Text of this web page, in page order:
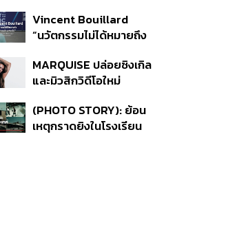
โคเปนเฮเกน ทางสัญจร
ของเมืองที่น่าอยู่
Vincent Bouillard
“นวัตกรรมไม่ได้หมายถึง
MARQUISE ปล่อยซิงเกิล
และมิวสิกวิดีโอใหม่
สัมพันธ์สุด Toxic
(PHOTO STORY): ย้อน
เหตุกราดยิงในโรงเรียน